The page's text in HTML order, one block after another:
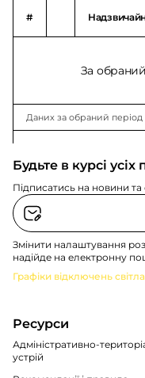
#
За
Даних за обраний
Будьте в курсі
Підписатись на новини
Змінити налаштування
надійде на електронну
Графіки відключень світла
Ресурси
Адміністративно-
устрій